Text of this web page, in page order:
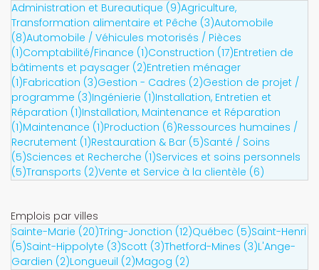
Administration et Bureautique (9)Agriculture,
Transformation alimentaire et Pêche (3)Automobile
(8)Automobile / Véhicules motorisés / Pièces
(1)Comptabilité/Finance (1)Construction (17)Entretien de
bâtiments et paysager (2)Entretien ménager
(1)Fabrication (3)Gestion - Cadres (2)Gestion de projet /
programme (3)Ingénierie (1)Installation, Entretien et
Réparation (1)Installation, Maintenance et Réparation
(1)Maintenance (1)Production (6)Ressources humaines /
Recrutement (1)Restauration & Bar (5)Santé / Soins
(5)Sciences et Recherche (1)Services et soins personnels
(5)Transports (2)Vente et Service à la clientèle (6)
Emplois par villes
Sainte-Marie (20)Tring-Jonction (12)Québec (5)Saint-Henri
(5)Saint-Hippolyte (3)Scott (3)Thetford-Mines (3)L'Ange-
Gardien (2)Longueuil (2)Magog (2)